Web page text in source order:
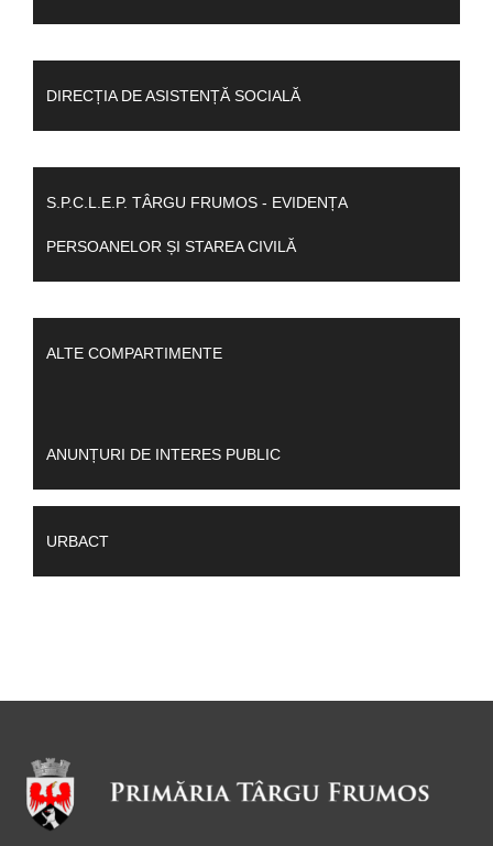
DIRECȚIA DE ASISTENȚĂ SOCIALĂ
S.P.C.L.E.P. TÂRGU FRUMOS - EVIDENȚA
PERSOANELOR ȘI STAREA CIVILĂ
ALTE COMPARTIMENTE
ANUNȚURI DE INTERES PUBLIC
URBACT